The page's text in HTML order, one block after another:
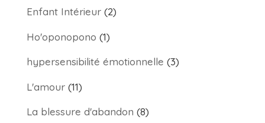
Enfant Intérieur(2)
Ho'oponopono (1)
hypersensibilité émotionnelle (3)
L'amour(11)
La blessure d'abandon (8)